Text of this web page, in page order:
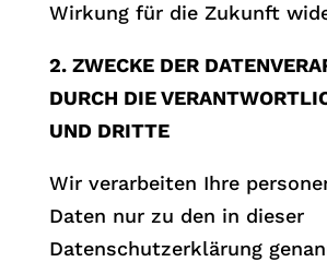
Wirkung für die Zukunft
2. ZWECKE DER
DURCH DIE
UND DRITTE
Wir verarbeiten Ihre
Daten nur zu den in dieser
Datenschutzerklärung